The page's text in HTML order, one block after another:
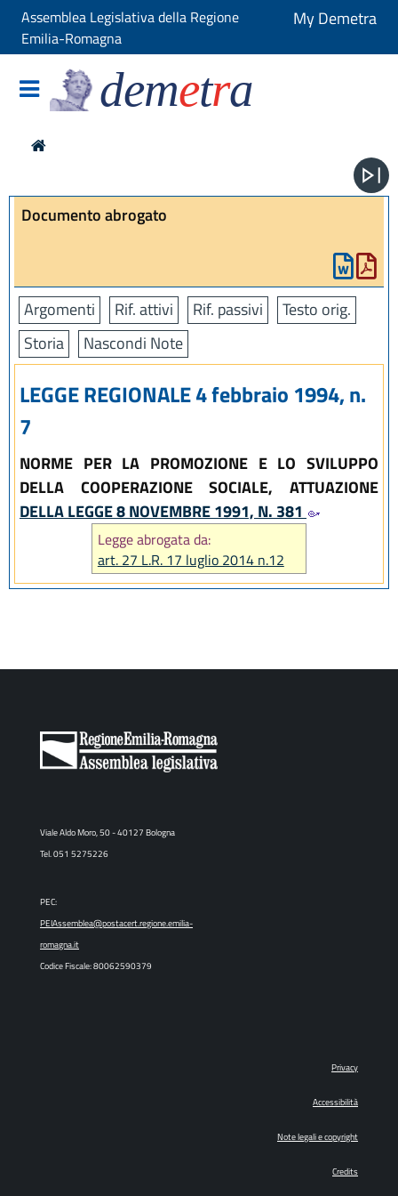
Assemblea Legislativa della Regione
Emilia-Romagna
My Demetra
demetra
Documento abrogato
Argomenti Rif. attivi Rif. passivi
Testo orig.
Storia
Nascondi Note
LEGGE REGIONALE 4 febbraio 1994, n.
7
NORME PER LA PROMOZIONE E LO SVILUPPO
DELLA COOPERAZIONE SOCIALE, ATTUAZIONE
DELLA LEGGE 8 NOVEMBRE 1991, N. 381
Legge abrogata da:
art. 27 L.R. 17 luglio 2014 n.12
Viale Aldo Moro, 50 - 40127 Bologna
Tel. 051 5275226
PEC:
PEIAssemblea@postacert.regione.emilia-
romagna.it
Codice Fiscale: 80062590379
Privacy
Accessibilità
Note legali e copyright
Credits